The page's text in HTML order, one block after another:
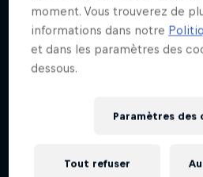
J'en veux encore !
moment. Vous trouverez de
informations dans notre
et dans les paramètres des
dessous.
Paramètres des
Tout refuser